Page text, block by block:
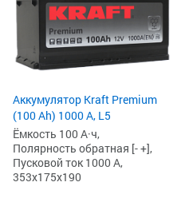
Аккумулятор Kraft Premium
(100 Ah) 1000 А, L5
Ёмкость 100 А·ч,
Полярность обратная [- +],
Пусковой ток 1000 А,
353x175x190